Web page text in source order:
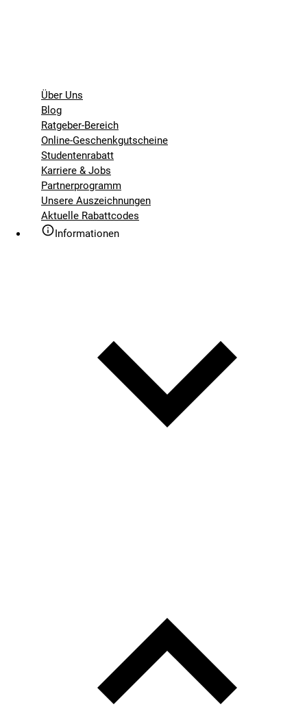
Über Uns
Blog
Ratgeber-Bereich
Online-Geschenkgutscheine
Studentenrabatt
Karriere & Jobs
Partnerprogramm
Unsere Auszeichnungen
Aktuelle Rabattcodes
Informationen